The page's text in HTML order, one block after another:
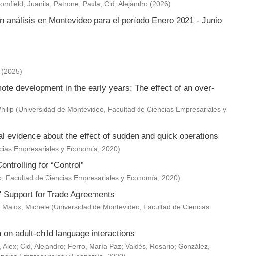
Juanita; Patrone, Paula; Cid, Alejandro (2026)
análisis en Montevideo para el período Enero 2021 - Junio
(2025)
development in the early years: The effect of an over-
(Universidad de Montevideo, Facultad de Ciencias Empresariales y
evidence about the effect of sudden and quick operations
Empresariales y Economía, 2020)
for “Control”
Facultad de Ciencias Empresariales y Economía, 2020)
for Trade Agreements
Maiox, Michele (Universidad de Montevideo, Facultad de Ciencias
adult-child language interactions
Alex; Cid, Alejandro; Ferro, María Paz; Valdés, Rosario; González,